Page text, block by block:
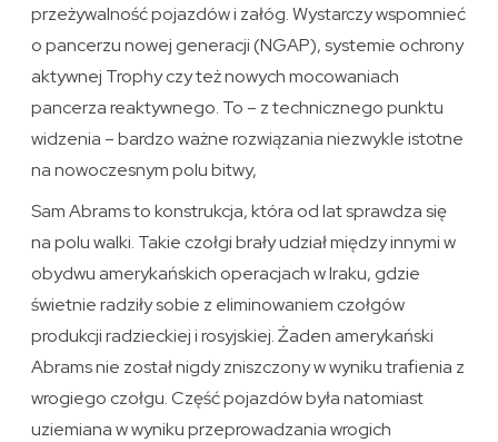
przeżywalność pojazdów i załóg. Wystarczy wspomnieć
o pancerzu nowej generacji (NGAP), systemie ochrony
aktywnej Trophy czy też nowych mocowaniach
pancerza reaktywnego. To – z technicznego punktu
widzenia – bardzo ważne rozwiązania niezwykle istotne
na nowoczesnym polu bitwy,
Sam Abrams to konstrukcja, która od lat sprawdza się
na polu walki. Takie czołgi brały udział między innymi w
obydwu amerykańskich operacjach w Iraku, gdzie
świetnie radziły sobie z eliminowaniem czołgów
produkcji radzieckiej i rosyjskiej. Żaden amerykański
Abrams nie został nigdy zniszczony w wyniku trafienia z
wrogiego czołgu. Część pojazdów była natomiast
uziemiana w wyniku przeprowadzania wrogich